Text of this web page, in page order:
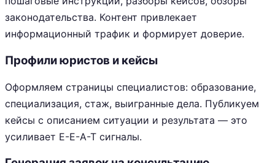
законодательства. Контент привлекает
информационный трафик и формирует доверие.
Профили юристов и кейсы
Оформляем страницы специалистов: образование,
специализация, стаж, выигранные дела. Публикуем
кейсы с описанием ситуации и результата — это
усиливает E-E-A-T сигналы.